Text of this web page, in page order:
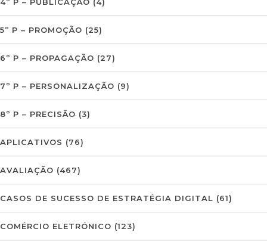
5º P – PROMOÇÃO (25)
6º P – PROPAGAÇÃO (27)
7º P – PERSONALIZAÇÃO (9)
8º P – PRECISÃO (3)
APLICATIVOS (76)
AVALIAÇÃO (467)
CASOS DE SUCESSO DE ESTRATÉGIA DIGITAL (61)
COMÉRCIO ELETRÓNICO (123)